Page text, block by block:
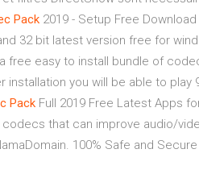
Pack 2019 - Setup Free
32 bit latest version free for
free easy to install bundle of
you will be able to play
Pack Full 2019 Free Latest Apps
that can improve audio/
100% Safe and